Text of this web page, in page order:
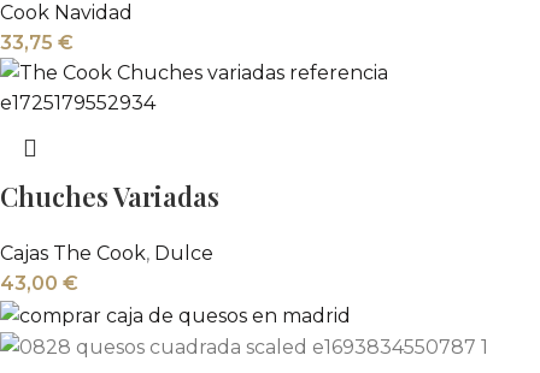
Cook Navidad
33,75 €
Chuches Variadas
Cajas The Cook, Dulce
43,00 €